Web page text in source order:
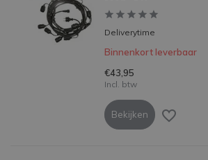
Deliverytime
Binnenkort leverbaar
€43,95
Incl. btw
Bekijken